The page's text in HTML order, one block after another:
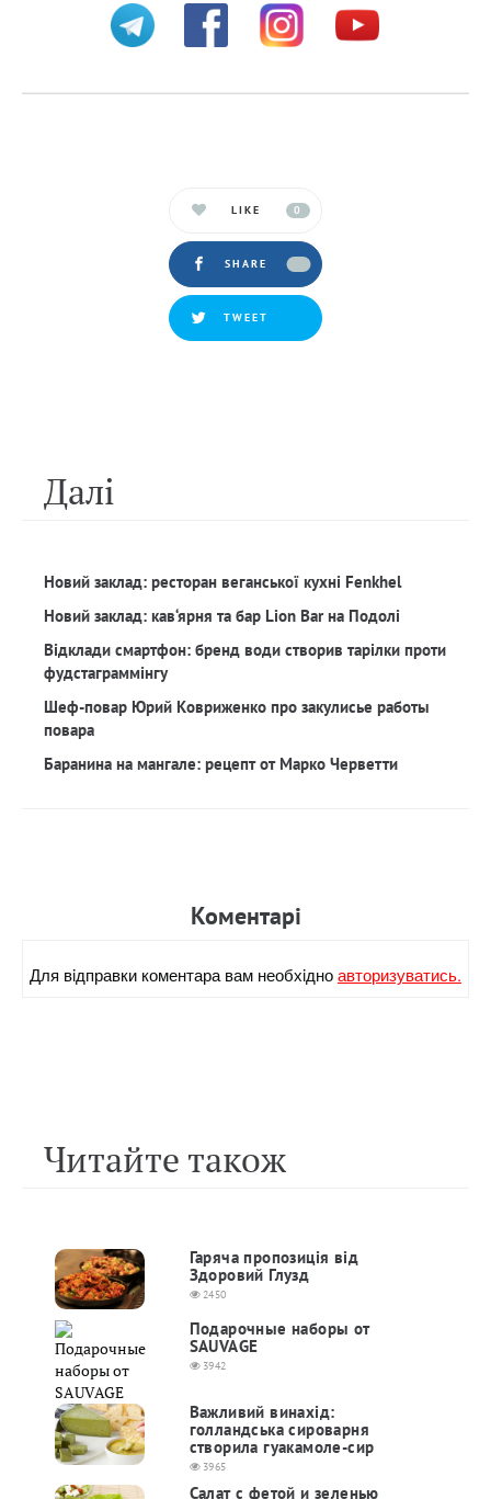
LIKE 0
SHARE
TWEET
Далi
Новий заклад: ресторан веганської кухні Fenkhel
Новий заклад: кав‘ярня та бар Lion Bar на Подолі
Відклади смартфон: бренд води створив тарілки проти
фудстаграммінгу
Шеф-повар Юрий Ковриженко про закулисье работы
повара
Баранина на мангале: рецепт от Марко Черветти
Коментарi
Для вiдправки коментара вам необхiдноавторизуватись.
Читайте також
Гаряча пропозиція від
Здоровий Глузд
2450
Подарочные наборы от
SAUVAGE
3942
Важливий винахід:
голландська сироварня
створила гуакамоле-сир
3965
Салат с фетой и зеленью